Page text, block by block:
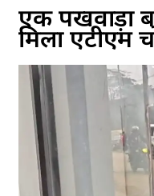
एक पखवाड़ा
मिला एटीएम